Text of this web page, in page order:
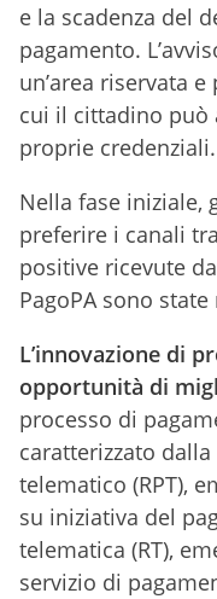
e la scadenza del
pagamento.
un’area riservata
cui il cittadino può
proprie credenziali.
Nella fase iniziale,
preferire i canali
positive ricevute
PagoPA sono
L’innovazione di
opportunità di
processo di
caratterizzato
telematico (RPT),
su iniziativa del
telematica (RT),
servizio di